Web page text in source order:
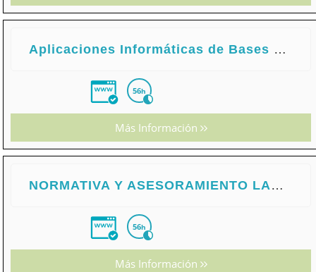
Aplicaciones Informáticas de Bases de Datos Relacionales
56h
Más Información
NORMATIVA Y ASESORAMIENTO LABORAL. CONTRATACION Y SUBCONTRATACION
56h
Más Información